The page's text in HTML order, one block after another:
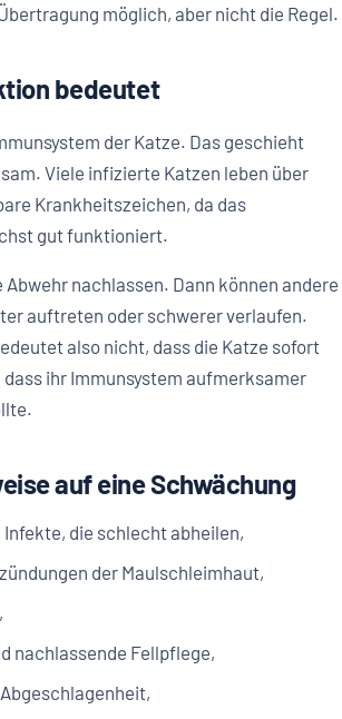
möglich, aber nicht die Regel.
bedeutet
der Katze. Das geschieht
Viele infizierte Katzen leben über
Krankheitszeichen, da das
gut funktioniert.
Abwehr nachlassen. Dann können andere
auftreten oder schwerer verlaufen.
also nicht, dass die Katze sofort
ihr Immunsystem aufmerksamer
auf eine Schwächung
die schlecht abheilen,
der Maulschleimhaut,
nachlassende Fellpflege,